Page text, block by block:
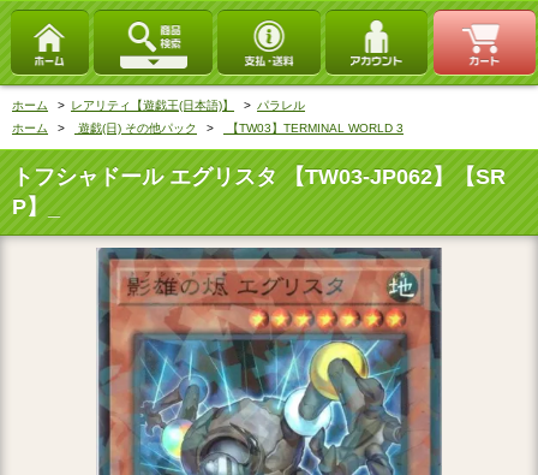
ホーム > レアリティ【遊戯王(日本語)】 > パラレル
ホーム
> 遊戯(日) その他パック > 【TW03】TERMINAL WORLD 3
トフシャドール エグリスタ 【TW03-JP062】【SR
P】_